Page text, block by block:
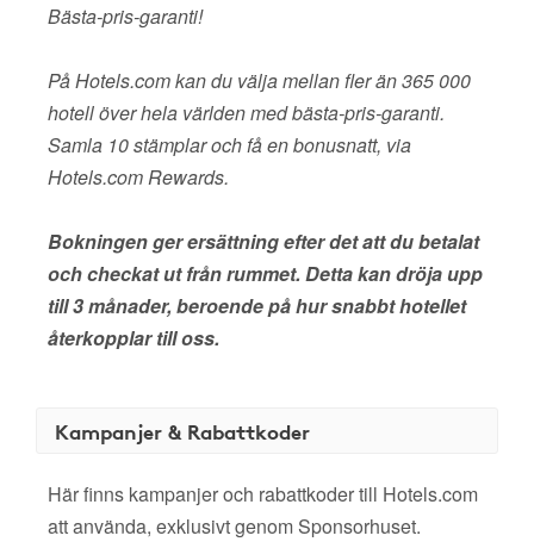
Bästa-pris-garanti!
På Hotels.com kan du välja mellan fler än 365 000
hotell över hela världen med bästa-pris-garanti.
Samla 10 stämplar och få en bonusnatt, via
Hotels.com Rewards.
Bokningen ger ersättning efter det att du betalat
och checkat ut från rummet. Detta kan dröja upp
till 3 månader, beroende på hur snabbt hotellet
återkopplar till oss.
Kampanjer & Rabattkoder
Här finns kampanjer och rabattkoder till Hotels.com
att använda, exklusivt genom Sponsorhuset.